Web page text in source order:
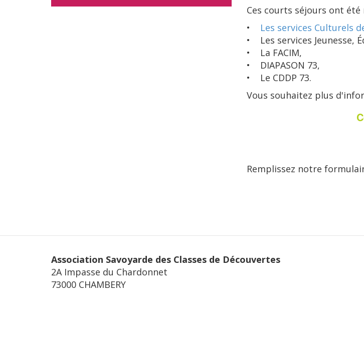
Ces courts séjours ont
• Les services Culturels
• Les services Jeunesse,
• La FACIM,
• DIAPASON 73,
• Le CDDP 73.
Vous souhaitez plus
Remplissez notre
Association Savoyarde des Classes de Découvertes
2A Impasse du Chardonnet
73000 CHAMBERY